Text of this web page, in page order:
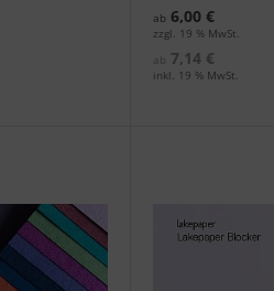
ab 6,00 €
zzgl. 19 % MwSt.
ab
7,14 €
inkl. 19 % MwSt.